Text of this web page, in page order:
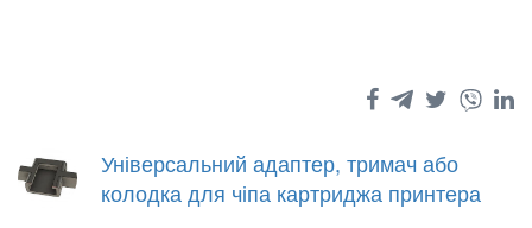
Універсальний адаптер, тримач або
колодка для чіпа картриджа принтера